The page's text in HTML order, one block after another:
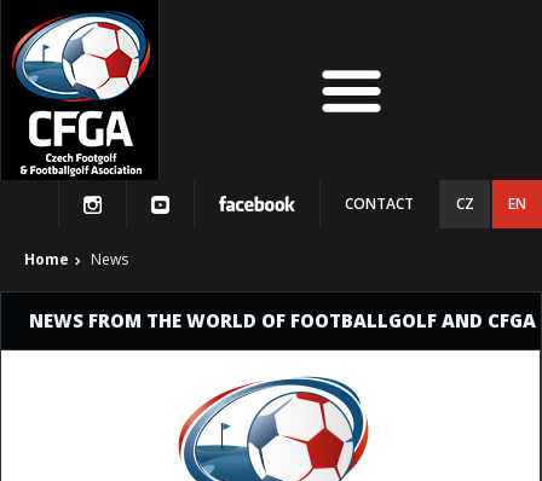
CONTACT CZ EN
Home News
NEWS FROM THE WORLD OF FOOTBALLGOLF AND CFGA